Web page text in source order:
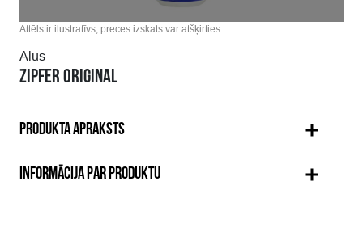
Attēls ir ilustratīvs, preces izskats var atšķirties
Alus
ZIPFER ORIGINAL
PRODUKTA APRAKSTS
INFORMĀCIJA PAR PRODUKTU